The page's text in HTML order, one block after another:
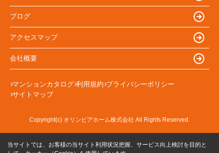
ブログ
アクセスマップ
会社概要
マンションカタログ 利用規約 プライバシーポリシー
サイトマップ
Copyright(c) オリンピアホーム株式会社 All Rights Reserved.
当サイトでは、お客様の当サイト利用状況把握、サービス向上検討を目的と